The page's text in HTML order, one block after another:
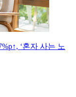
‘혼자 사는 노